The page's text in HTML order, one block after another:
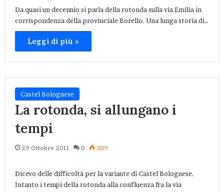
Da quasi un decennio si parla della rotonda sulla via Emilia in
corrispondenza della provinciale Borello. Una lunga storia di…
Leggi di più »
Castel Bolognese
La rotonda, si allungano i
tempi
29 Ottobre 2011 0 309
Dicevo delle difficoltà per la variante di Castel Bolognese.
Intanto i tempi della rotonda alla confluenza fra la via